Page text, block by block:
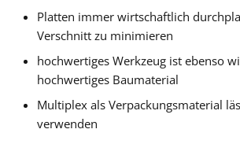
Platten immer wirtschaftlich
Verschnitt zu minimieren
hochwertiges Werkzeug ist ebenso
hochwertiges Baumaterial
Multiplex als Verpackungsmaterial
verwenden